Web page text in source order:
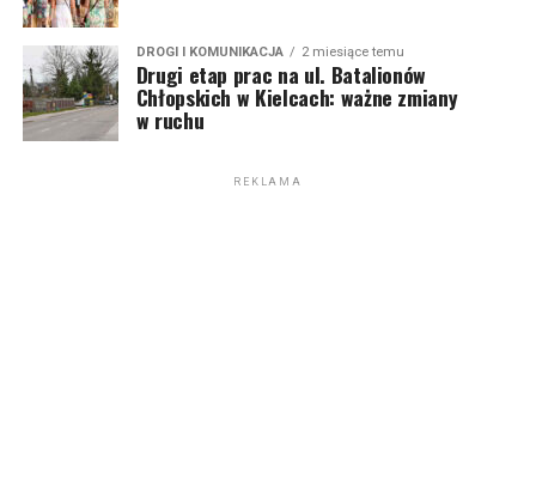
DROGI I KOMUNIKACJA 2 miesiące temu
Drugi etap prac na ul. Batalionów
Chłopskich w Kielcach: ważne zmiany
w ruchu
REKLAMA